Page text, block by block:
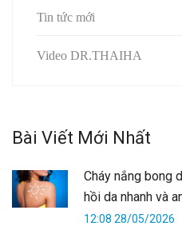
Tin tức mới
Video DR.THAIHA
Bài Viết Mới Nhất
Cháy nắng bong
hồi da nhanh và
12:08 28/05/2026